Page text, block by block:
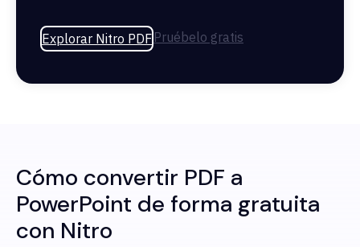
Explorar Nitro PDF Pruébelo gratis
Cómo convertir PDF a
PowerPoint de forma gratuita
con Nitro